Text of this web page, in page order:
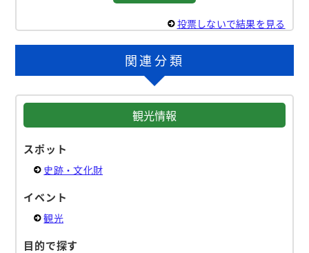
投票しないで結果を見る
関連分類
観光情報
スポット
史跡・文化財
イベント
観光
目的で探す